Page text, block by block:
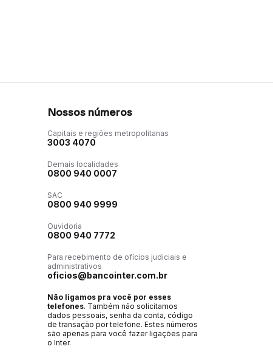
Nossos números
Capitais e regiões metropolitanas
3003 4070
Demais localidades
0800 940 0007
SAC
0800 940 9999
Ouvidoria
0800 940 7772
Para recebimento de ofícios judiciais e
administrativos
oficios@bancointer.com.br
Não ligamos pra você por esses
telefones. Também não solicitamos
dados pessoais, senha da conta, código
de transação por telefone. Estes números
são apenas para você fazer ligações para
o Inter.